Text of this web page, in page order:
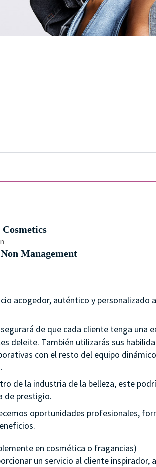
Management
acogedor, auténtico y personalizado
de que cada cliente tenga una
deleite. También utilizarás sus
con el resto del equipo
de la industria de la belleza, este
de prestigio.
oportunidades profesionales,
en cosmética o fragancias)
un servicio al cliente inspirador,